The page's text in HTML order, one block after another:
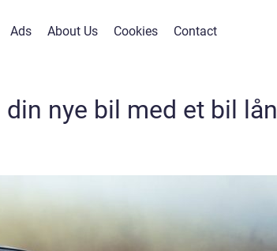
Ads About Us Cookies Contact
nye bil med et bil lån